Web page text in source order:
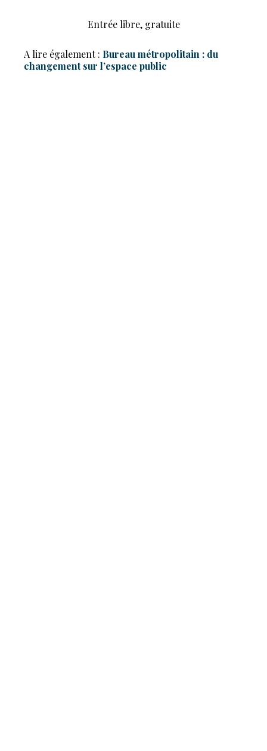
Entrée libre, gratuite
A lire également : Bureau métropolitain : du
changement sur l’espace public